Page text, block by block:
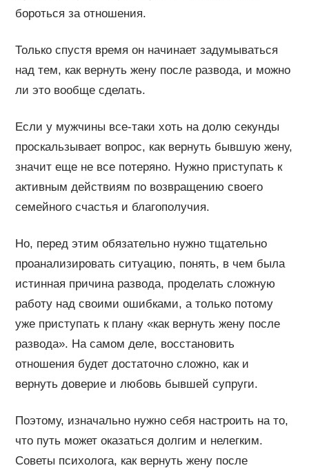
бороться за отношения.
Только спустя время он начинает задумываться
над тем, как вернуть жену после развода, и можно
ли это вообще сделать.
Если у мужчины все-таки хоть на долю секунды
проскальзывает вопрос, как вернуть бывшую жену,
значит еще не все потеряно. Нужно приступать к
активным действиям по возвращению своего
семейного счастья и благополучия.
Но, перед этим обязательно нужно тщательно
проанализировать ситуацию, понять, в чем была
истинная причина развода, проделать сложную
работу над своими ошибками, а только потому
уже приступать к плану «как вернуть жену после
развода». На самом деле, восстановить
отношения будет достаточно сложно, как и
вернуть доверие и любовь бывшей супруги.
Поэтому, изначально нужно себя настроить на то,
что путь может оказаться долгим и нелегким.
Советы психолога, как вернуть жену после